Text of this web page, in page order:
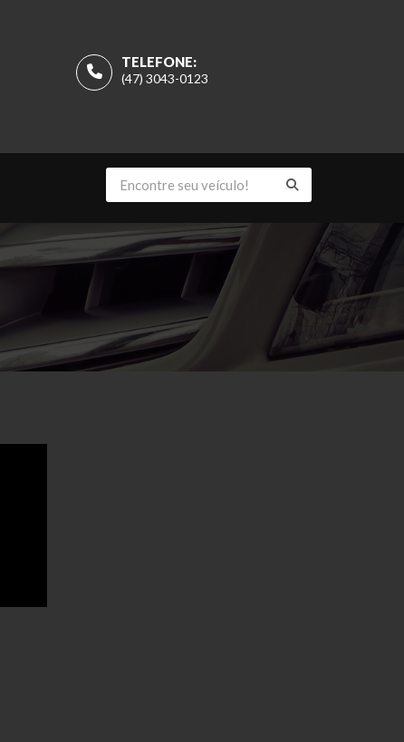
TELEFONE:
(47) 3043-0123